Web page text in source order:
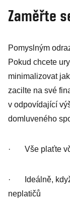
Zaměřte
Pomyslným
Pokud chcete
minimalizovat
zacilte na své
v odpovídající
domluveného
· Vše plaťte
· Ideálně, když
neplatičů